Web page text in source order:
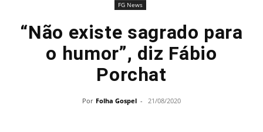
FG News
“Não existe sagrado para
o humor”, diz Fábio
Porchat
Por Folha Gospel - 21/08/2020